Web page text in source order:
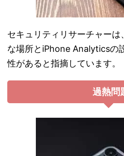
セキュリティリサーチャー
な場所とiPhone Analyticsの
性があると指摘しています​。
過熱問